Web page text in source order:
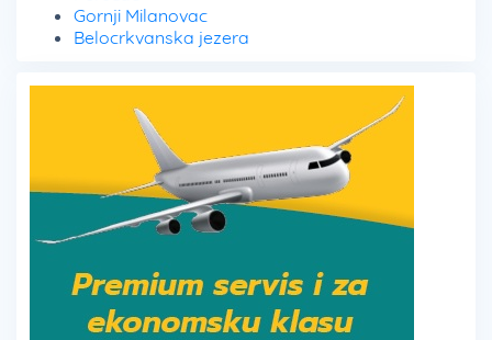
Gornji Milanovac
Belocrkvanska jezera